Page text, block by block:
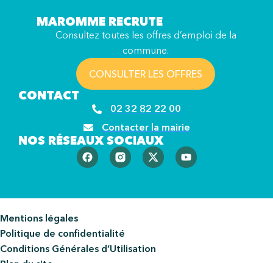
MAROMME RECRUTE
Consultez toutes les offres d’emploi de la
commune.
CONSULTER LES OFFRES
CONTACT
02 32 82 22 00
Contacter la mairie
NOS RÉSEAUX SOCIAUX
Mentions légales
Politique de confidentialité
Conditions Générales d’Utilisation